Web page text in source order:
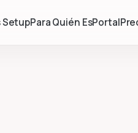
SetupPara Quién EsPortal